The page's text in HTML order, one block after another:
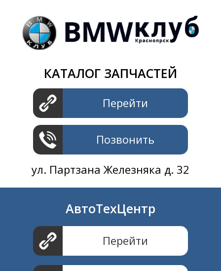
КАТАЛОГ ЗАПЧАСТЕЙ
Перейти
Позвонить
ул. Партзана Железняка д. 32
АвтоТехЦентр
Перейти
+7 391 2801414
ул. Шахтеров 61 ст.2
+7 391 2311414
ул. Шахтеров 61 ст.2